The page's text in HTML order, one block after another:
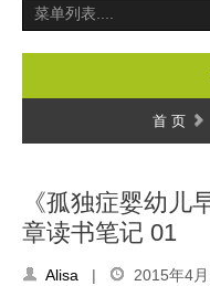
首 页
《孤独症婴幼儿
章读书笔记 01
Alisa | 2015年4